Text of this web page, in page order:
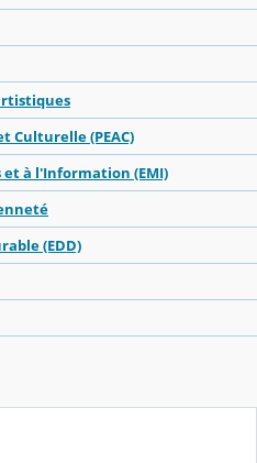
Culturelle (PEAC)
et à l'Information (EMI)
(EDD)